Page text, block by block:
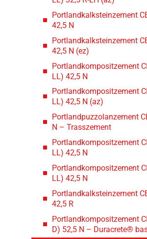
Portlandkalksteinzement
42,5 N
Portlandkalksteinzement
42,5 N (ez)
Portlandkompositzement
LL) 42,5 N
Portlandkompositzement
LL) 42,5 N (az)
Portlandpuzzolanzement
N – Trasszement
Portlandkompositzement
LL) 42,5 N
Portlandkompositzement
LL) 42,5 N
Portlandkalksteinzement
42,5 R
Portlandkompositzement
D) 52,5 N – Duracrete®